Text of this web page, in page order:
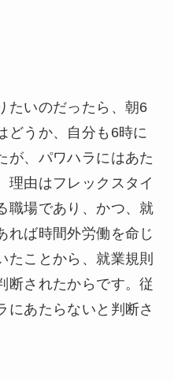
たいのだったら、朝6
どうか、自分も6時に
が、パワハラにはあた
理由はフレックスタイ
職場であり、かつ、就
れば時間外労働を命じ
たことから、就業規則
断されたからです。従
にあたらないと判断さ